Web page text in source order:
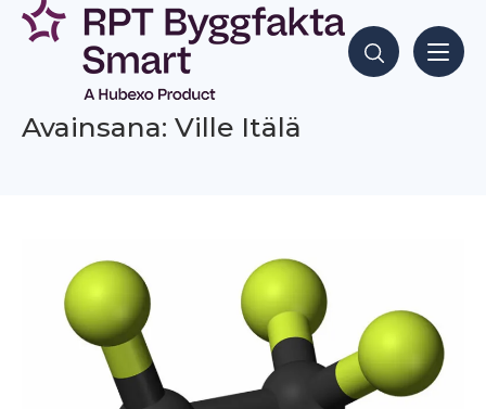
Siirry
sisältöön
Hae sisältöjä
Avainsana: Ville Itälä